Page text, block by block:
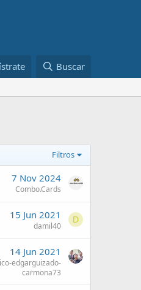
Buscar
Filtros
7 Nov 2024
Сombo.Cards
15 Jun 2021
damil40
D
14 Jun 2021
edgarguizado-
carmona73